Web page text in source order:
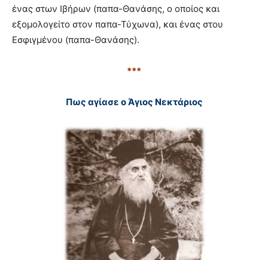
ένας στων Ιβήρων (παπα-Θανάσης, ο οποίος και
εξομολογείτο στον παπα-Τύχωνα), και ένας στου
Εσφιγμένου (παπα-Θανάσης).
***
Πως αγίασε ο Άγιος Νεκτάριος